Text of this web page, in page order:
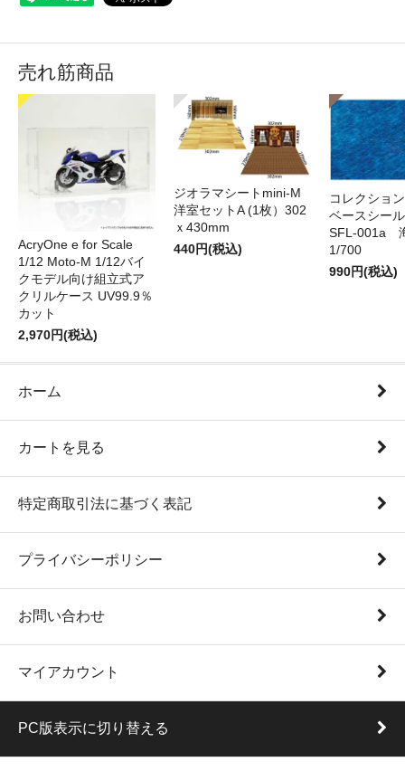
売れ筋商品
AcryOne e for Scale
1/12 Moto-M 1/12バイ
クモデル向け組立式ア
クリルケース UV99.9％
カット
2,970円(税込)
ジオラマシートmini-M
洋室セットA (1枚）302
ｘ430mm
440円(税込)
コレクショ
ベースシー
SFL-001a
1/700
990円(税込)
ホーム
カートを見る
特定商取引法に基づく表記
プライバシーポリシー
お問い合わせ
マイアカウント
PC版表示に切り替える